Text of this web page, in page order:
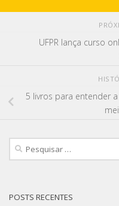
UFPR lança curso
5 livros para entender
POSTS RECENTES